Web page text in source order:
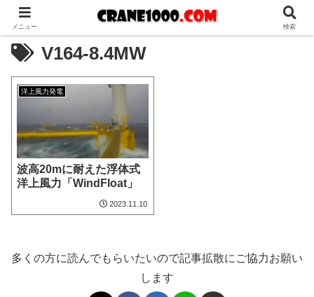
V164-8.4MW
洋上風力発電
波高20mに耐えた浮体式
洋上風力「WindFloat」
2023.11.10
多くの方に読んでもらいたいので記事拡散にご協力お願い
します
メニュー 検索